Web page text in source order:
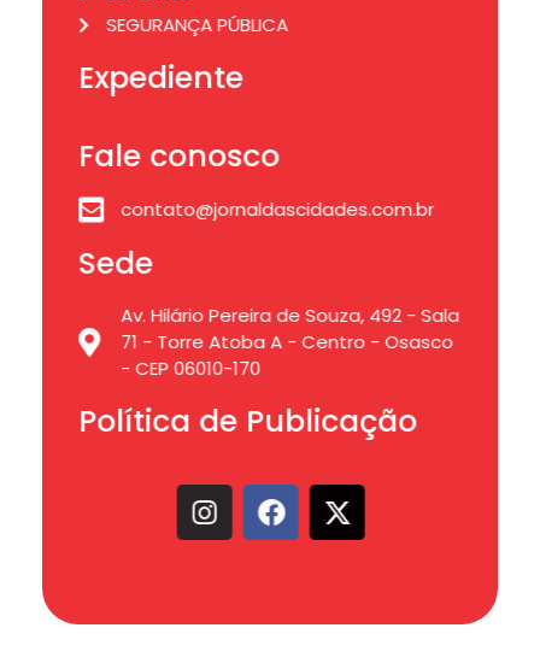
SEGURANÇA PÚBLICA
Expediente
Fale conosco
contato@jornaldascidades.com.br
Sede
Av. Hilário Pereira de Souza, 492 - Sala
71 - Torre Atoba A - Centro - Osasco
- CEP 06010-170
Política de Publicação